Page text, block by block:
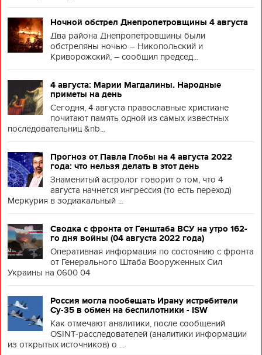
Ночной обстрел Днепропетровщины 4 августа
Два района Днепропетровщины были
обстреляны ночью – Никопольский и
Криворожский, – сообщил председ...
4 августа: Марии Магдалины. Народные
приметы на день
Сегодня, 4 августа православные христиане
почитают память одной из самых известных
последовательниц &nb...
Прогноз от Павла Глобы на 4 августа 2022
года: что нельзя делать в этот день
Знаменитый астролог говорит о том, что 4
августа начнется ингрессия (то есть переход)
Меркурия в зодиакальный ...
Сводка с фронта от Генштаба ВСУ на утро 162-
го дня войны (04 августа 2022 года)
Оперативная информация по состоянию с фронта
от Генерального Штаба Вооруженных Сил
Украины на 0600 04
Россия могла пообещать Ирану истребители
Су-35 в обмен на беспилотники - ISW
Как отмечают аналитики, после сообщений
OSINT-расследователей (аналитики информации
из открытых источников) о ...